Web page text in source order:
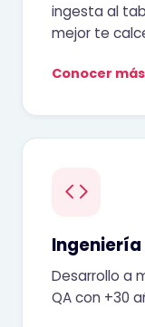
ingesta al
mejor te
Conocer más
Desarrollo a
QA con +30